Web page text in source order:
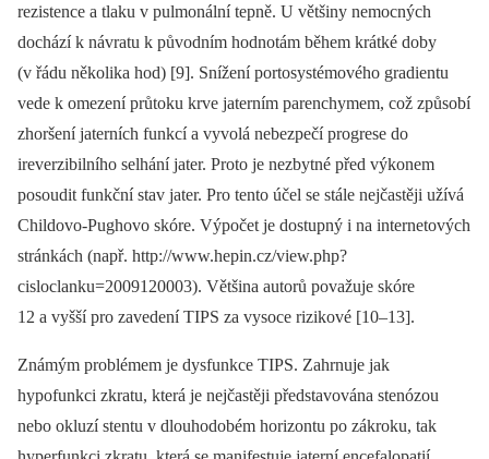
rezistence a tlaku v pulmonální tepně. U většiny nemocných
dochází k návratu k původním hodnotám během krátké doby
(v řádu několika hod) [9]. Snížení portosystémového gradientu
vede k omezení průtoku krve jaterním pa­renchymem, což způsobí
zhoršení jaterních funkcí a vyvolá nebezpečí progrese do
ireverzibilního selhání jater. Proto je nezbytné před výkonem
posoudit funkční stav jater. Pro tento účel se stále nejčastěji užívá
Childovo-Pughovo skóre. Výpočet je dostupný i na internetových
stránkách (např. http://www.hepin.cz/view.php?
cisloclanku=2009120003). Většina autorů považuje skóre
12 a vyšší pro zavedení TIPS za vysoce rizikové [10–13].
Známým problémem je dysfunkce TIPS. Zahrnuje jak
hypofunkci zkratu, která je nejčastěji představována stenózou
nebo okluzí stentu v dlouhodobém horizontu po zákroku, tak